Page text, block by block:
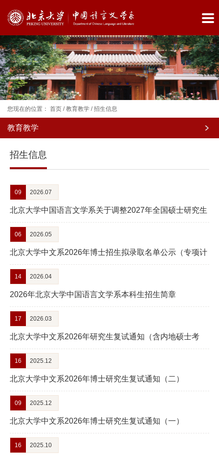
系
师
队
新
闻
公
告
育
教
您现在的位置： 首页 /教育教学 /招生信息
教育教学
招生信息
09 2026.07
北京大学中国语言文学系关于调整2027年全国硕士研究生
招生考试初试科目的公告
06 2026.05
北京大学中文系2026年博士招生拟录取名单公示（专项计
划）
14 2026.04
2026年北京大学中国语言文学系本科生招生简章
17 2026.03
北京大学中文系2026年研究生复试通知（含内地硕士考
生、港澳台和留学生硕士及博士考生）
16 2025.12
北京大学中文系2026年博士研究生复试通知（二）
09 2025.12
北京大学中文系2026年博士研究生复试通知（一）
16 2025.10